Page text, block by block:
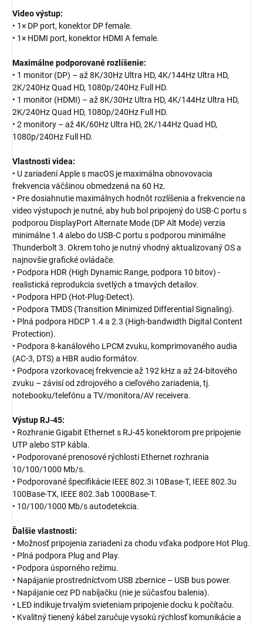
Video výstup:
• 1× DP port, konektor DP female.
• 1× HDMI port, konektor HDMI A female.
Maximálne podporované rozlíšenie:
• 1 monitor (DP) – až 8K/30Hz Ultra HD, 4K/144Hz Ultra HD,
2K/240Hz Quad HD, 1080p/240Hz Full HD.
• 1 monitor (HDMI) – až 8K/30Hz Ultra HD, 4K/144Hz Ultra HD,
2K/240Hz Quad HD, 1080p/240Hz Full HD.
• 2 monitory – až 4K/60Hz Ultra HD, 2K/144Hz Quad HD,
1080p/240Hz Full HD.
Vlastnosti videa:
• U zariadení Apple s macOS je maximálna obnovovacia
frekvencia väčšinou obmedzená na 60 Hz.
• Pre dosiahnutie maximálnych hodnôt rozlíšenia a frekvencie na
video výstupoch je nutné, aby hub bol pripojený do USB-C portu s
podporou DisplayPort Alternate Mode (DP Alt Mode) verzia
minimálne 1.4 alebo do USB-C portu s podporou minimálne
Thunderbolt 3. Okrem toho je nutný vhodný aktualizovaný OS a
najnovšie grafické ovládače.
• Podpora HDR (High Dynamic Range, podpora 10 bitov) -
realistická reprodukcia svetlých a tmavých detailov.
• Podpora HPD (Hot-Plug-Detect).
• Podpora TMDS (Transition Minimized Differential Signaling).
• Plná podpora HDCP 1.4 a 2.3 (High-bandwidth Digital Content
Protection).
• Podpora 8-kanálového LPCM zvuku, komprimovaného audia
(AC-3, DTS) a HBR audio formátov.
• Podpora vzorkovacej frekvencie až 192 kHz a až 24-bitového
zvuku – závisí od zdrojového a cieľového zariadenia, tj.
notebooku/telefónu a TV/monitora/AV receivera.
Výstup RJ-45:
• Rozhranie Gigabit Ethernet s RJ-45 konektorom pre pripojenie
UTP alebo STP kábla.
• Podporované prenosové rýchlosti Ethernet rozhrania
10/100/1000 Mb/s.
• Podporované špecifikácie IEEE 802.3i 10Base-T, IEEE 802.3u
100Base-TX, IEEE 802.3ab 1000Base-T.
• 10/100/1000 Mb/s autodetekcia.
Ďalšie vlastnosti:
• Možnosť pripojenia zariadení za chodu vďaka podpore Hot Plug.
• Plná podpora Plug and Play.
• Podpora úsporného režimu.
• Napájanie prostredníctvom USB zbernice – USB bus power.
• Napájanie cez PD nabíjačku (nie je súčasťou balenia).
• LED indikuje trvalým svieteniam pripojenie docku k počítaču.
• Kvalitný tienený kábel zaručuje vysokú rýchlosť komunikácie a